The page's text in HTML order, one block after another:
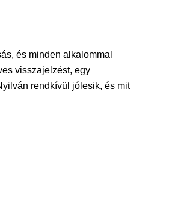
és minden alkalommal
visszajelzést, egy
rendkívül jólesik, és mit